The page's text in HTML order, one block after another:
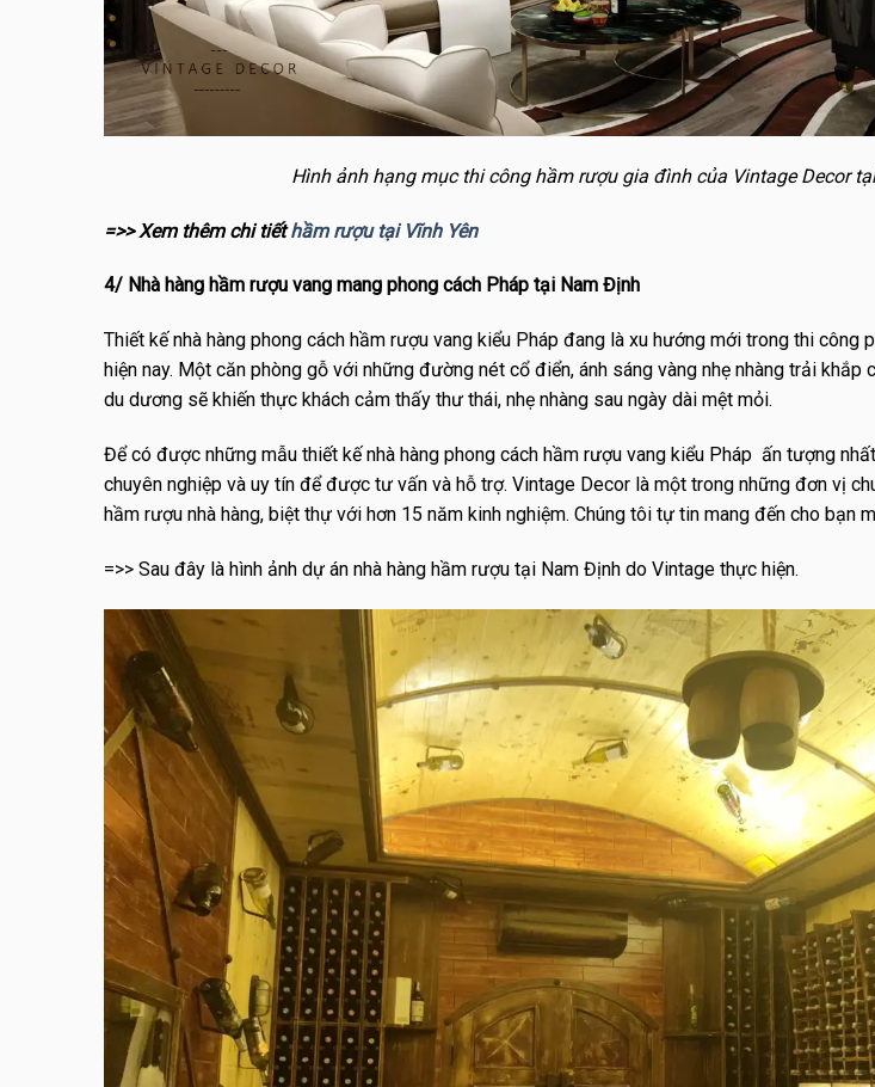
Hình ảnh hạng mục thi công hầm rượu gia đình của Vintage Decor
=>> Xem thêm chi tiếthầm rượu tại Vĩnh Yên
4/ Nhà hàng hầm rượu vang mang phong cách Pháp tại Nam Định
Thiết kế nhà hàng phong cách hầm rượu vang kiểu Pháp đang là xu hướng mới trong thi công
hiện nay. Một căn phòng gỗ với những đường nét cổ điển, ánh sáng vàng nhẹ nhàng trải khắp
du dương sẽ khiến thực khách cảm thấy thư thái, nhẹ nhàng sau ngày dài mệt mỏi.
Để có được những mẫu thiết kế nhà hàng phong cách hầm rượu vang kiểu Pháp ấn tượng
chuyên nghiệp và uy tín để được tư vấn và hỗ trợ. Vintage Decor là một trong những đơn vị
hầm rượu nhà hàng, biệt thự với hơn 15 năm kinh nghiệm. Chúng tôi tự tin mang đến cho bạn
=>> Sau đây là hình ảnh dự án nhà hàng hầm rượu tại Nam Định do Vintage thực hiện.